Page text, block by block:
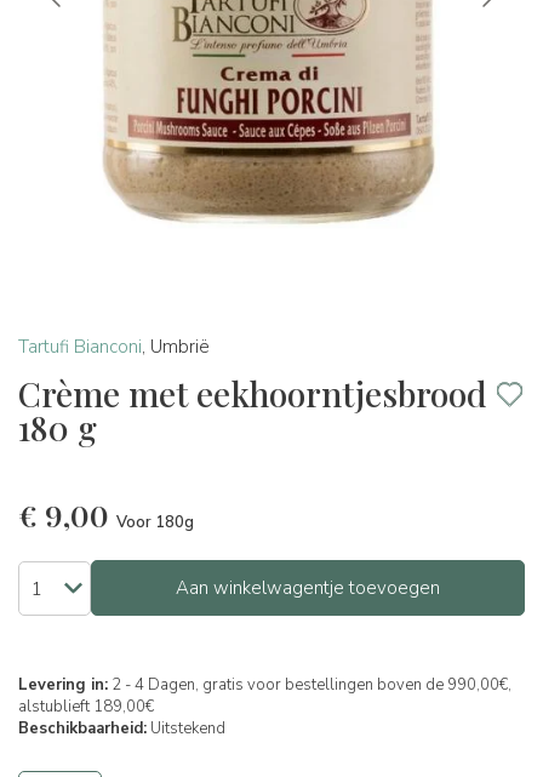
Tartufi Bianconi, Umbrië
Crème met eekhoorntjesbrood
180 g
€ 9,00 Voor 180g
Aan winkelwagentje toevoegen
Levering in: 2 - 4 Dagen, gratis voor bestellingen boven de 990,00€,
alstublieft 189,00€
Beschikbaarheid: Uitstekend